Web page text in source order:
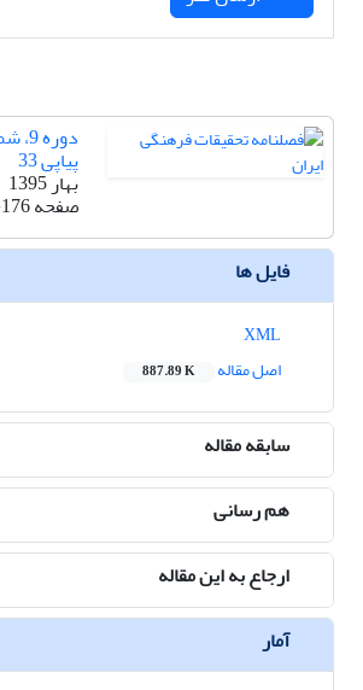
پیاپی 33
بهار 1395
صفحه
فایل ها
اصل مقاله
887.89 K
سابقه مقاله
هم رسانی
ارجاع به این مقاله
آمار